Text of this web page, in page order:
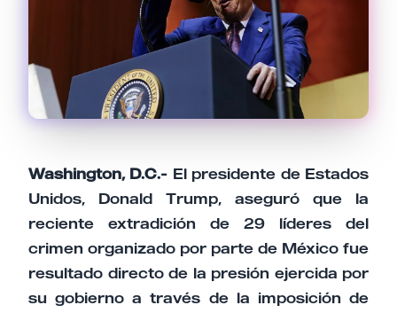
Washington, D.C.- El presidente de Estados
Unidos, Donald Trump, aseguró que la
reciente extradición de 29 líderes del
crimen organizado por parte de México fue
resultado directo de la presión ejercida por
su gobierno a través de la imposición de
Cancelar Enviar comentario